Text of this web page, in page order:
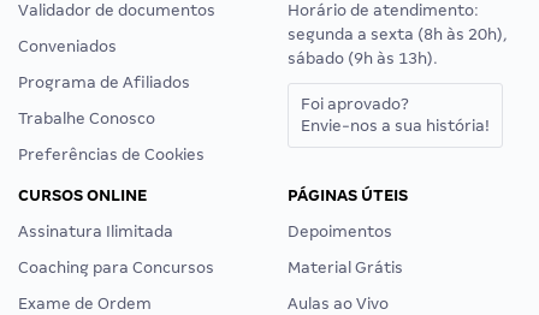
Validador de documentos
Conveniados
Programa de Afiliados
Trabalhe Conosco
Preferências de Cookies
Horário de atendimento:
segunda a sexta (8h às 20h),
sábado (9h às 13h).
Foi aprovado?
Envie-nos a sua história!
CURSOS ONLINE
Assinatura Ilimitada
Coaching para Concursos
Exame de Ordem
PÁGINAS ÚTEIS
Depoimentos
Material Grátis
Aulas ao Vivo